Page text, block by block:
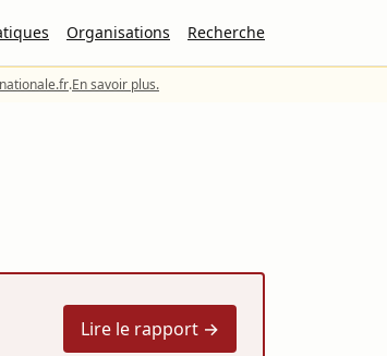
Organisations Recherche
.En savoir plus.
Lire le rapport →